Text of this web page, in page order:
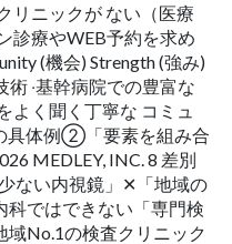
リニックが ない（医療
診療やWEB予約を求め
(機会) Strength (強み)
術 ‧基幹病院での豊富な
よく聞く丁寧な コミュ
具体例②「要素を組み合
MEDLEY, INC. 8 差別
ない内視鏡」✕「地域の
科ではできない「専⾨検
域No.1の検査クリニック